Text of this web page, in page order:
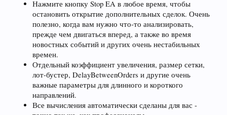
Нажмите кнопку Stop EA в любое время, чтобы
остановить открытие дополнительных сделок. Очень
полезно, когда вам нужно что-то анализировать,
прежде чем двигаться вперед, а также во время
новостных событий и других очень нестабильных
времен.
Отдельный коэффициент увеличения, размер сетки,
лот-бустер, DelayBetweenOrders и другие очень
важные параметры для длинного и короткого
направлений.
Все вычисления автоматически сделаны для вас -